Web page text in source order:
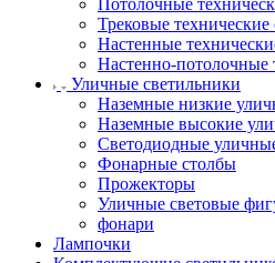
Потолочные
Трековые технические
Настенные
Настенно-потолочные
Уличные светильники
Наземные низкие
Наземные высокие
Светодиодные
Фонарные столбы
Прожекторы
Уличные световые
фонари
Лампочки